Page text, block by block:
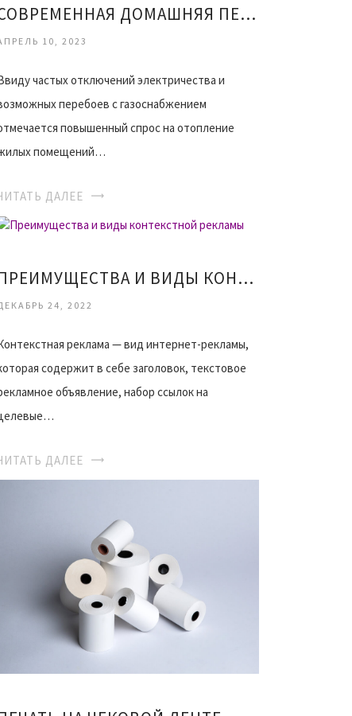
СОВРЕМЕННАЯ ДОМАШНЯЯ ПЕЧЬ
10, 2023
частых отключений электричества и
перебоев с газоснабжением
повышенный спрос на отопление
помещений…
ДАЛЕЕ
ПРЕИМУЩЕСТВА И ВИДЫ КОНТЕКСТНОЙ РЕКЛАМЫ
24, 2022
реклама — вид интернет-рекламы,
содержит в себе заголовок, текстовое
объявление, набор ссылок на
ДАЛЕЕ